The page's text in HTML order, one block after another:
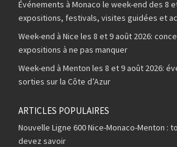
Événements à Monaco le week-end des 8
expositions, festivals, visites guidées et
Week-end à Nice les 8 et 9 août 2026:
expositions à ne pas manquer
Week-end à Menton les 8 et 9 août 2026:
sorties sur la Côte d’Azur
ARTICLES POPULAIRES
Nouvelle Ligne 600 Nice-Monaco-Menton :
devez savoir